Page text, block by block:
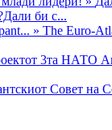
би с...
» The Euro-
3та НАТО
Совет на